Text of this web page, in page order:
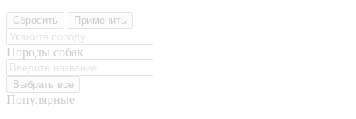
Сбросить Применить
Породы собак
Выбрать все
Популярные